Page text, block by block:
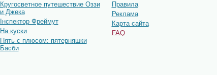
Кругосветное путешествие Оззи
и Джека
Інспектор Фреймут
На куски
Пять с плюсом: пятерняшки
Басби
Правила
Реклама
Карта сайта
FAQ